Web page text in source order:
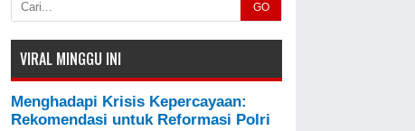
GO
VIRAL MINGGU INI
Menghadapi Krisis Kepercayaan:
Rekomendasi untuk Reformasi Polri